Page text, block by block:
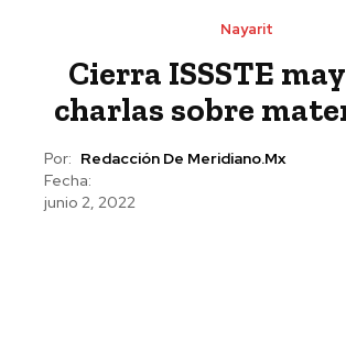
Nayarit
Cierra ISSSTE
charlas sobre
Por: Redacción De Meridiano.mx
Fecha:
junio 2, 2022